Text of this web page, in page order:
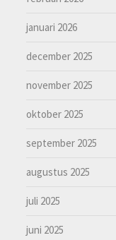
januari 2026
december 2025
november 2025
oktober 2025
september 2025
augustus 2025
juli 2025
juni 2025